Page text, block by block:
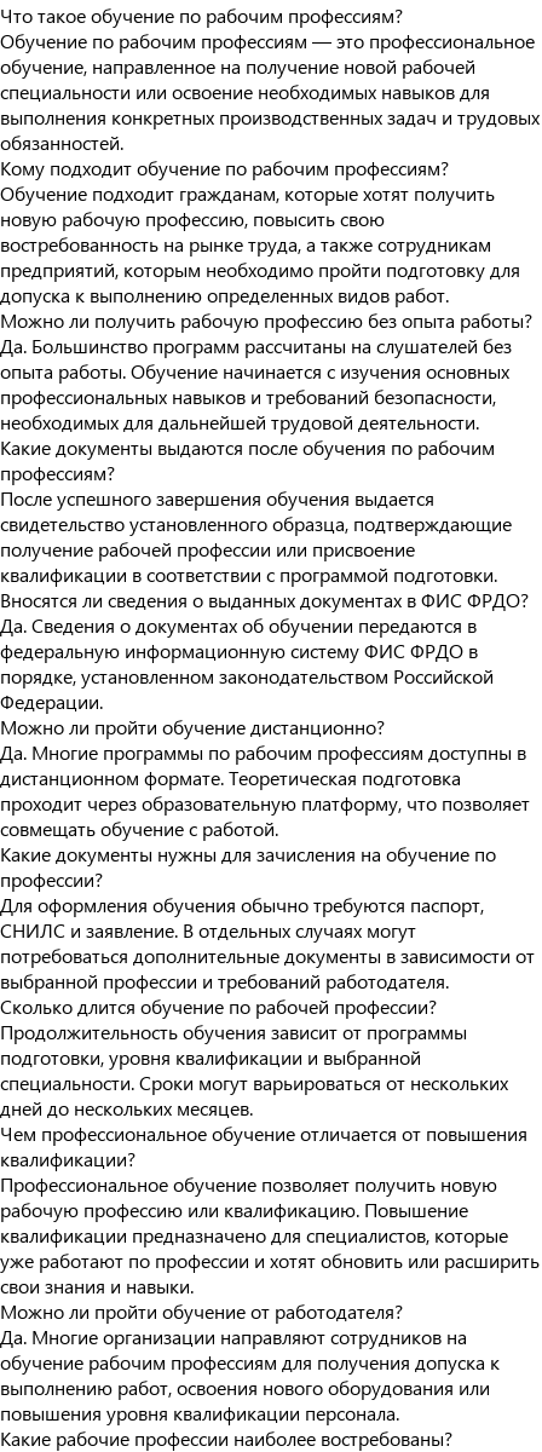
Что такое обучение по рабочим профессиям?
Обучение по рабочим профессиям — это профессиональное
обучение, направленное на получение новой рабочей
специальности или освоение необходимых навыков для
выполнения конкретных производственных задач и трудовых
обязанностей.
Кому подходит обучение по рабочим профессиям?
Обучение подходит гражданам, которые хотят получить
новую рабочую профессию, повысить свою
востребованность на рынке труда, а также сотрудникам
предприятий, которым необходимо пройти подготовку для
допуска к выполнению определенных видов работ.
Можно ли получить рабочую профессию без опыта работы?
Да. Большинство программ рассчитаны на слушателей без
опыта работы. Обучение начинается с изучения основных
профессиональных навыков и требований безопасности,
необходимых для дальнейшей трудовой деятельности.
Какие документы выдаются после обучения по рабочим
профессиям?
После успешного завершения обучения выдается
свидетельство установленного образца, подтверждающие
получение рабочей профессии или присвоение
квалификации в соответствии с программой подготовки.
Вносятся ли сведения о выданных документах в ФИС ФРДО?
Да. Сведения о документах об обучении передаются в
федеральную информационную систему ФИС ФРДО в
порядке, установленном законодательством Российской
Федерации.
Можно ли пройти обучение дистанционно?
Да. Многие программы по рабочим профессиям доступны в
дистанционном формате. Теоретическая подготовка
проходит через образовательную платформу, что позволяет
совмещать обучение с работой.
Какие документы нужны для зачисления на обучение по
профессии?
Для оформления обучения обычно требуются паспорт,
СНИЛС и заявление. В отдельных случаях могут
потребоваться дополнительные документы в зависимости от
выбранной профессии и требований работодателя.
Сколько длится обучение по рабочей профессии?
Продолжительность обучения зависит от программы
подготовки, уровня квалификации и выбранной
специальности. Сроки могут варьироваться от нескольких
дней до нескольких месяцев.
Чем профессиональное обучение отличается от повышения
квалификации?
Профессиональное обучение позволяет получить новую
рабочую профессию или квалификацию. Повышение
квалификации предназначено для специалистов, которые
уже работают по профессии и хотят обновить или расширить
свои знания и навыки.
Можно ли пройти обучение от работодателя?
Да. Многие организации направляют сотрудников на
обучение рабочим профессиям для получения допуска к
выполнению работ, освоения нового оборудования или
повышения уровня квалификации персонала.
Какие рабочие профессии наиболее востребованы?